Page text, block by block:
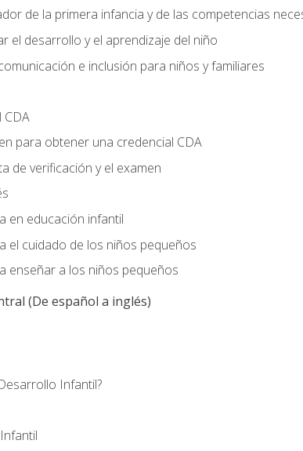
de la primera infancia y de las competencias
el desarrollo y el aprendizaje del niño
e inclusión para niños y familiares
CDA
para obtener una credencial CDA
de verificación y el examen
en educación infantil
el cuidado de los niños pequeños
enseñar a los niños pequeños
(De español a inglés)
Infantil?